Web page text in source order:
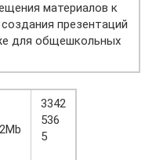
материалов к
презентаций
для общешкольных
3342
536
5